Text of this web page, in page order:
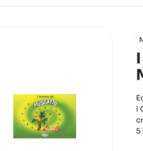
I
5